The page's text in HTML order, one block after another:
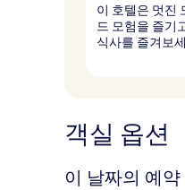
이 호텔은 멋진
드 모험을 즐기
식사를 즐겨보
객실 옵션
이 날짜의 예